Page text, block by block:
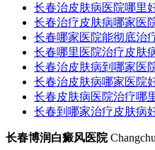
长春治皮肤病医院哪里
长春治疗皮肤病哪家医
长春哪家医院能彻底治
长春哪里医院治疗皮肤
长春治皮肤病到哪家医
长春治皮肤病哪家医院
长春皮肤病医院治疗哪
长春到哪家治疗皮肤病
长春博润白癜风医院